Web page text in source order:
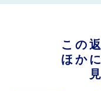
この
ほか